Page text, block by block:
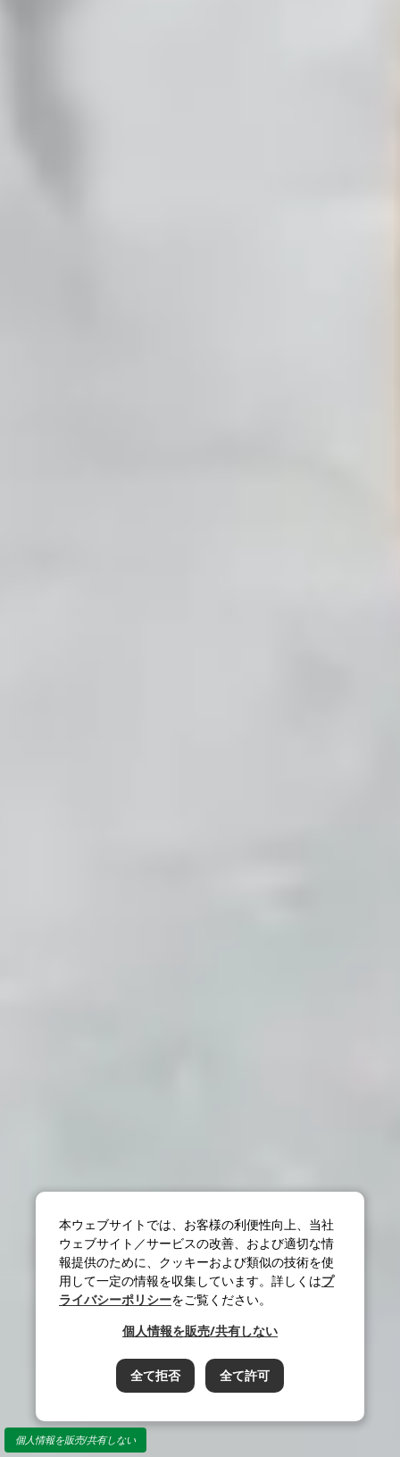
個人情報を販売/共有しない
本ウェブサイトでは、お客様の利便性向上、当社
ウェブサイト／サービスの改善、および適切な情
報提供のために、クッキーおよび類似の技術を使
用して一定の情報を収集しています。詳しくはプ
ライバシーポリシーをご覧ください。
個人情報を販売/共有しない
全て拒否 全て許可